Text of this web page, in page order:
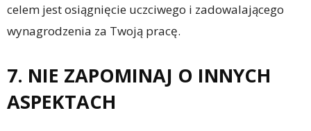
celem jest osiągnięcie uczciwego i zadowalającego
wynagrodzenia za Twoją pracę.
7. NIE ZAPOMINAJ O INNYCH
ASPEKTACH